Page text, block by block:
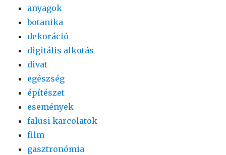
anyagok
botanika
dekoráció
digitális alkotás
divat
egészség
építészet
események
falusi karcolatok
film
gasztronómia